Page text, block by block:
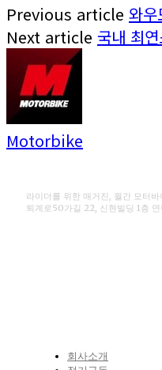
Previous article 와
Next article 국내 최
Motorbike
라이더를 위한 매거진, 월간 모터
퇴계로50가길 22, 신현빌딩 1층
회사소개